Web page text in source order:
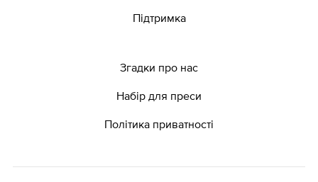
Підтримка
Згадки про нас
Набір для преси
Політика приватності